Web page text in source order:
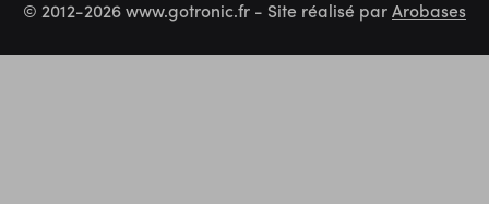
© 2012-2026 www.gotronic.fr - Site réalisé parArobases